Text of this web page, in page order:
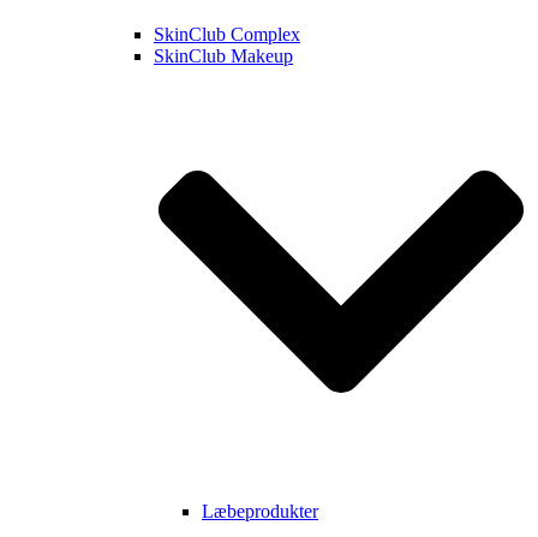
SkinClub Complex
SkinClub Makeup
Læbeprodukter